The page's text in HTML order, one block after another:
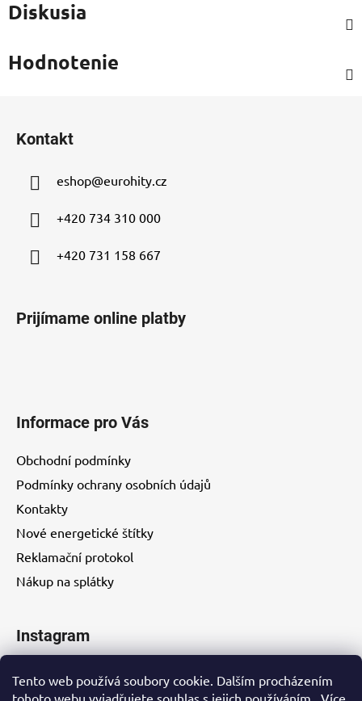
Tento web používá soubory cookie. Dalším procházením
tohoto webu vyjadřujete souhlas s jejich používáním.. Více
Diskusia
Hodnotenie
Kontakt
eshop@eurohity.cz
+420 734 310 000
+420 731 158 667
Prijímame online platby
Informace pro Vás
Obchodní podmínky
Podmínky ochrany osobních údajů
Kontakty
Nové energetické štítky
Reklamační protokol
Nákup na splátky
Instagram